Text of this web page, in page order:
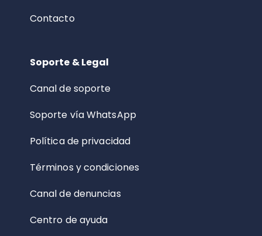
Contacto
Soporte & Legal
Canal de soporte
Soporte vía WhatsApp
Política de privacidad
Términos y condiciones
Canal de denuncias
Centro de ayuda